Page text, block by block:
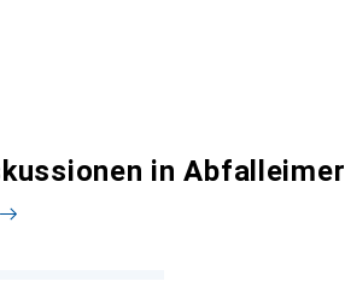
in Abfalleimer